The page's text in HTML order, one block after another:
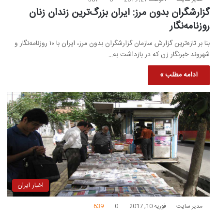
گزارشگران بدون مرز: ایران بزرگ‌ترین زندان زنان
روزنامه‌نگار
بنا بر تازه‌ترین گزارش سازمان گزارشگران بدون مرز، ایران با ۱۰ روزنامه‌نگار و
شهروند خبرنگار زن که در بازداشت به…
ادامه مطلب »
اخبار ایران
مدیر سایت فوریه 10, 2017 0
639